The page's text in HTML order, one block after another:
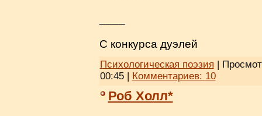
С конкурса дуэлей
Психологическая поэзия |
00:45| Комментариев: 10
Роб Холл*